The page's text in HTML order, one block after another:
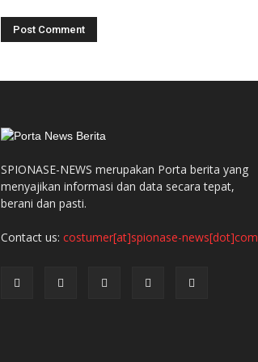
SPIONASE-NEWS merupakan Porta berita yang
menyajikan informasi dan data secara tepat,
berani dan pasti.
Contact us: costumer[at]spionase-news[dot]com